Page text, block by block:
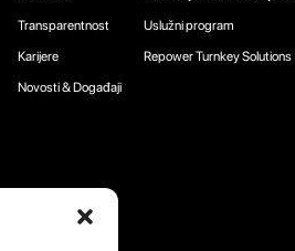
Transparentnost
Karijere
Novosti & Događaji
Uslužni program
Repower Turnkey Solutions